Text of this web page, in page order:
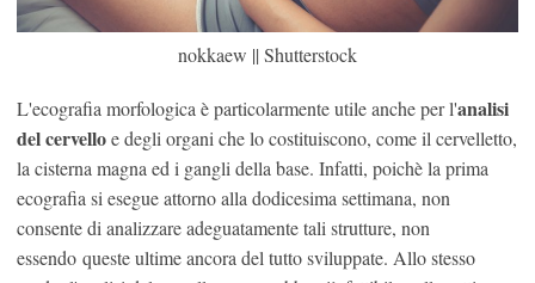
nokkaew || Shutterstock
L'ecografia morfologica è particolarmente utile anche per l'analisi
del cervelloe degli organi che lo costituiscono, come il cervelletto,
la cisterna magna ed i gangli della base. Infatti, poichè la prima
ecografia si esegue attorno alla dodicesima settimana, non
consente di analizzare adeguatamente tali strutture, non
essendo queste ultime ancora del tutto sviluppate. Allo stesso